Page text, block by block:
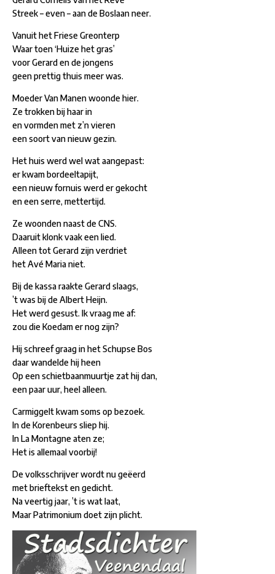
Streek – even – aan de Boslaan neer.
Vanuit het Friese Greonterp
Waar toen ‘Huize het gras’
voor Gerard en de jongens
geen prettig thuis meer was.
Moeder Van Manen woonde hier.
Ze trokken bij haar in
en vormden met z’n vieren
een soort van nieuw gezin.
Het huis werd wel wat aangepast:
er kwam bordeeltapijt,
een nieuw fornuis werd er gekocht
en een serre, mettertijd.
Ze woonden naast de CNS.
Daaruit klonk vaak een lied.
Alleen tot Gerard zijn verdriet
het Avé Maria niet.
Bij de kassa raakte Gerard slaags,
’t was bij de Albert Heijn.
Het werd gesust. Ik vraag me af:
zou die Koedam er nog zijn?
Hij schreef graag in het Schupse Bos
daar wandelde hij heen
Op een schietbaanmuurtje zat hij dan,
een paar uur, heel alleen.
Carmiggelt kwam soms op bezoek.
In de Korenbeurs sliep hij.
In La Montagne aten ze;
Het is allemaal voorbij!
De volksschrijver wordt nu geëerd
met brieftekst en gedicht.
Na veertig jaar, ’t is wat laat,
Maar Patrimonium doet zijn plicht.